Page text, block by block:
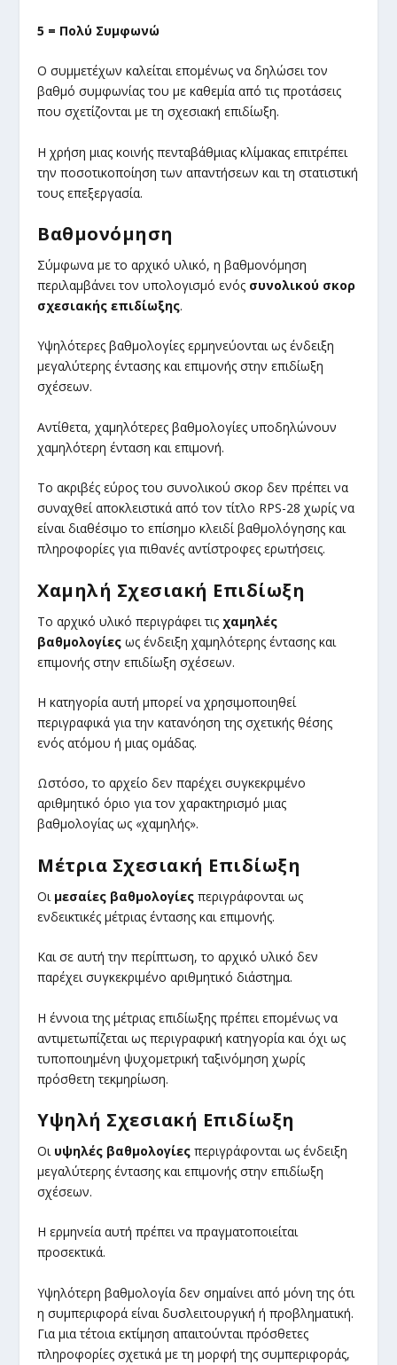
5 = Πολύ Συμφωνώ
Ο συμμετέχων καλείται επομένως να δηλώσει τον
βαθμό συμφωνίας του με καθεμία από τις προτάσεις
που σχετίζονται με τη σχεσιακή επιδίωξη.
Η χρήση μιας κοινής πενταβάθμιας κλίμακας επιτρέπει
την ποσοτικοποίηση των απαντήσεων και τη στατιστική
τους επεξεργασία.
Βαθμονόμηση
Σύμφωνα με το αρχικό υλικό, η βαθμονόμηση
περιλαμβάνει τον υπολογισμό ενός συνολικού σκορ
σχεσιακής επιδίωξης.
Υψηλότερες βαθμολογίες ερμηνεύονται ως ένδειξη
μεγαλύτερης έντασης και επιμονής στην επιδίωξη
σχέσεων.
Αντίθετα, χαμηλότερες βαθμολογίες υποδηλώνουν
χαμηλότερη ένταση και επιμονή.
Το ακριβές εύρος του συνολικού σκορ δεν πρέπει να
συναχθεί αποκλειστικά από τον τίτλο RPS-28 χωρίς να
είναι διαθέσιμο το επίσημο κλειδί βαθμολόγησης και
πληροφορίες για πιθανές αντίστροφες ερωτήσεις.
Χαμηλή Σχεσιακή Επιδίωξη
Το αρχικό υλικό περιγράφει τις χαμηλές
βαθμολογίες ως ένδειξη χαμηλότερης έντασης και
επιμονής στην επιδίωξη σχέσεων.
Η κατηγορία αυτή μπορεί να χρησιμοποιηθεί
περιγραφικά για την κατανόηση της σχετικής θέσης
ενός ατόμου ή μιας ομάδας.
Ωστόσο, το αρχείο δεν παρέχει συγκεκριμένο
αριθμητικό όριο για τον χαρακτηρισμό μιας
βαθμολογίας ως «χαμηλής».
Μέτρια Σχεσιακή Επιδίωξη
Οι μεσαίες βαθμολογίες περιγράφονται ως
ενδεικτικές μέτριας έντασης και επιμονής.
Και σε αυτή την περίπτωση, το αρχικό υλικό δεν
παρέχει συγκεκριμένο αριθμητικό διάστημα.
Η έννοια της μέτριας επιδίωξης πρέπει επομένως να
αντιμετωπίζεται ως περιγραφική κατηγορία και όχι ως
τυποποιημένη ψυχομετρική ταξινόμηση χωρίς
πρόσθετη τεκμηρίωση.
Υψηλή Σχεσιακή Επιδίωξη
Οι υψηλές βαθμολογίες περιγράφονται ως ένδειξη
μεγαλύτερης έντασης και επιμονής στην επιδίωξη
σχέσεων.
Η ερμηνεία αυτή πρέπει να πραγματοποιείται
προσεκτικά.
Υψηλότερη βαθμολογία δεν σημαίνει από μόνη της ότι
η συμπεριφορά είναι δυσλειτουργική ή προβληματική.
Για μια τέτοια εκτίμηση απαιτούνται πρόσθετες
πληροφορίες σχετικά με τη μορφή της συμπεριφοράς,